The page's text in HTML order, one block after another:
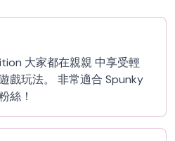
大家都在親親 中享受輕
戲玩法。 非常適合 Spunky
絲！